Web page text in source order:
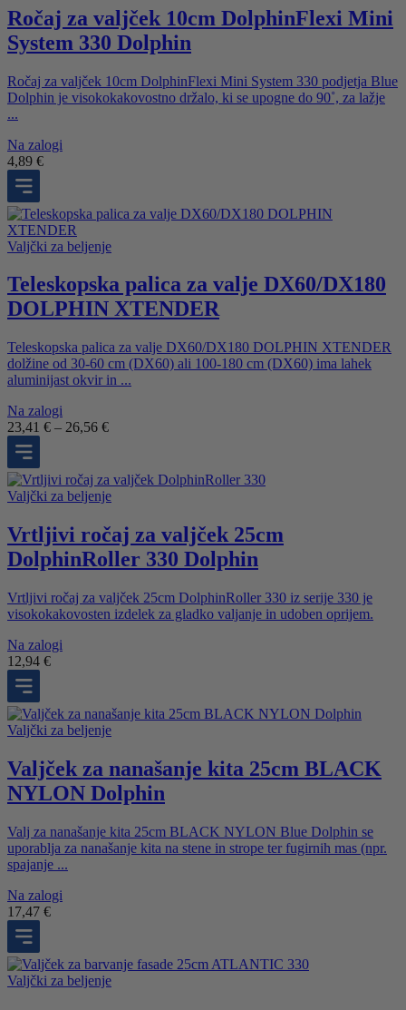
Ročaj za valjček 10cm DolphinFlexi Mini
System 330 Dolphin
Ročaj za valjček 10cm DolphinFlexi Mini System 330 podjetja Blue
Dolphin je visokokakovostno držalo, ki se upogne do 90˚, za lažje
...
Na zalogi
4,89 €
Valjčki za beljenje
Teleskopska palica za valje DX60/DX180
DOLPHIN XTENDER
Teleskopska palica za valje DX60/DX180 DOLPHIN XTENDER
dolžine od 30-60 cm (DX60) ali 100-180 cm (DX60) ima lahek
aluminijast okvir in ...
Na zalogi
23,41 € – 26,56 €Cenovni
23,41 €
do
26,56 €
Valjčki za beljenje
Vrtljivi ročaj za valjček 25cm
DolphinRoller 330 Dolphin
Vrtljivi ročaj za valjček 25cm DolphinRoller 330 iz serije 330 je
visokokakovosten izdelek za gladko valjanje in udoben oprijem.
Na zalogi
12,94 €
Valjčki za beljenje
Valjček za nanašanje kita 25cm BLACK
NYLON Dolphin
Valj za nanašanje kita 25cm BLACK NYLON Blue Dolphin se
uporablja za nanašanje kita na stene in strope ter fugirnih mas (npr.
spajanje ...
Na zalogi
17,47 €
Valjčki za beljenje